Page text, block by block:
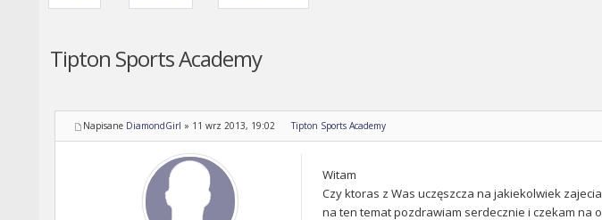
Tipton Sports Academy
Napisane DiamondGirl » 11 wrz 2013, 19:02 Tipton Sports Academy
Witam
Czy ktoras z Was uczęszcza na jakiekolwiek
na ten temat pozdrawiam serdecznie i czekam na